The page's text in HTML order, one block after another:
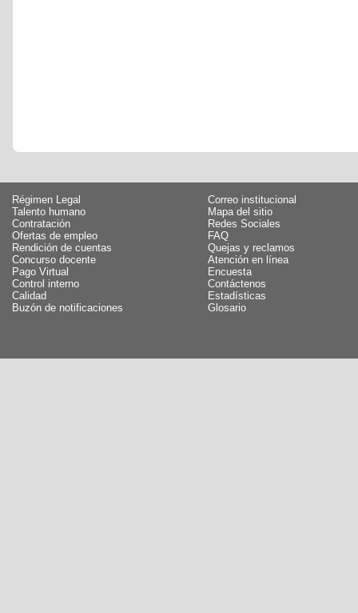
Régimen Legal
Talento humano
Contratación
Ofertas de empleo
Rendición de cuentas
Concurso docente
Pago Virtual
Control interno
Calidad
Buzón de notificaciones
Correo institucional
Mapa del sitio
Redes Sociales
FAQ
Quejas y reclamos
Atención en línea
Encuesta
Contáctenos
Estadísticas
Glosario